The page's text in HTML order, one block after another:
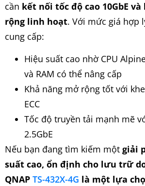
cần kết nối tốc độ cao 10GbE
rộng linh hoạt. Với mức giá hợp
cung cấp:
Hiệu suất cao nhờ CPU
và RAM có thể nâng cấp
Khả năng mở rộng tốt với khe
ECC
Tốc độ truyền tải mạnh mẽ
2.5GbE
Nếu bạn đang tìm kiếm một giải
suất cao, ổn định cho lưu trữ
QNAP TS-432X-4G là một lựa